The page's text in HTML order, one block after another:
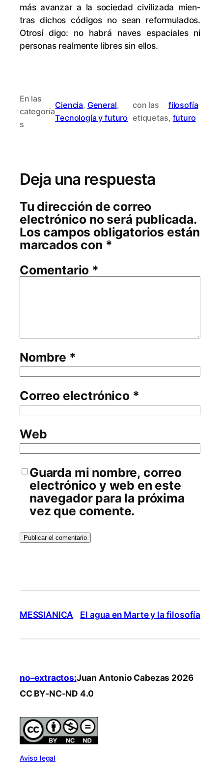
más avan­zar a la so­cie­dad ci­vi­li­za­da mien­
tras di­chos có­di­gos no sean re­for­mu­la­dos.
Otro­sí di­go: no ha­brá na­ves es­pa­cia­les ni
per­so­nas real­men­te li­bres sin ellos.
En las
categoría
s
Ciencia, General
Tecnología y futuro
con las
etiquetas
filosofía
, futuro
Deja una respuesta
Tu dirección de correo
electrónico no será publicada.
Los campos obligatorios están
marcados con *
Comentario *
Nombre *
Correo electrónico *
Web
Guarda mi nombre, correo
electrónico y web en este
navegador para la próxima
vez que comente.
MESSIANICA El agua en Marte y la filosofía
no–extractos:Juan Antonio Cabezas 2026
CC BY-NC-ND 4.0
Aviso legal